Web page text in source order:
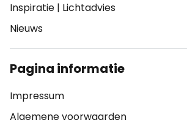
Inspiratie | Lichtadvies
Nieuws
Pagina informatie
Impressum
Algemene voorwaarden